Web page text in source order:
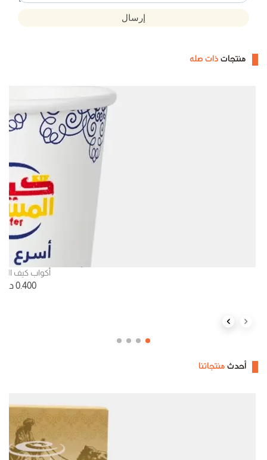
إرسال
منتجاتذات صله
أكواب كيف
0.400
Next slide
Previous slide
أحدثمنتجاتنا